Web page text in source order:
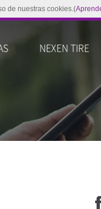
de nuestras cookies.(
NEXEN TIRE